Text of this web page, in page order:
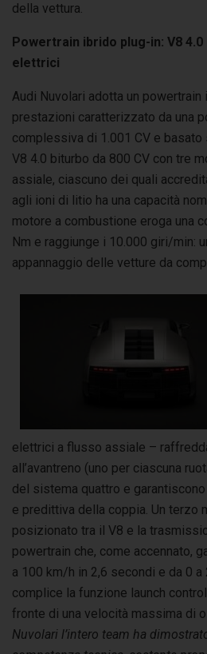
della vettura.
Powertrain ibrido plug-in: V8
elettrici
Audi Nuvolari adotta un
prestazioni caratterizzato da una
complessiva di 1.001 CV e basato
V8 4.0 biturbo da 800 CV con tre
assiale, ciascuno dei quali
agli ioni di litio ha una capacità
motore a combustione eroga una
Nm e raggiunge i 10.000 giri/min:
appannaggio delle vetture da
elettrici a flusso assiale –
all’avantreno (uno per ciascuna
del sistema quattro e
e predittiva della coppia. Un terzo
posizionato tra il V8 e la
powertrain che, come accennato,
a 100 km/h in 2,6 secondi e da 0
complice la funzione launch
fronte di una velocità massima di
Nuvolari l’intero team ha